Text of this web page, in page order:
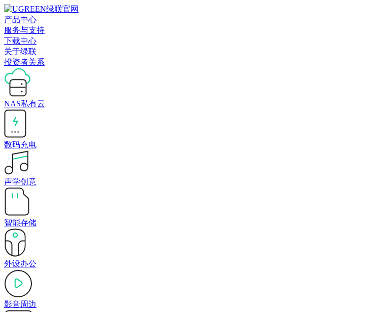
产品中心
服务与支持
下载中心
关于绿联
投资者关系
NAS私有云
数码充电
声学创意
智能存储
外设办公
影音周边